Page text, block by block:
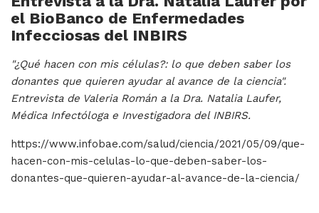
el BioBanco de Enfermedades
Infecciosas del INBIRS
"¿Qué hacen con mis células?: lo que deben saber los
donantes que quieren ayudar al avance de la ciencia".
Entrevista de Valeria Román a la Dra. Natalia Laufer,
Médica Infectóloga e Investigadora del INBIRS.
https://www.infobae.com/salud/ciencia/2021/05/09/que-
hacen-con-mis-celulas-lo-que-deben-saber-los-
donantes-que-quieren-ayudar-al-avance-de-la-ciencia/